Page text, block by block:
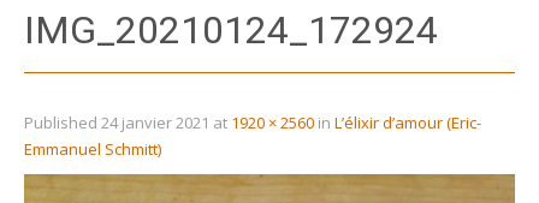
IMG_20210124_172924
Published 24 janvier 2021 at 1920 × 2560 in L’élixir d’amour (Eric-
Emmanuel Schmitt)